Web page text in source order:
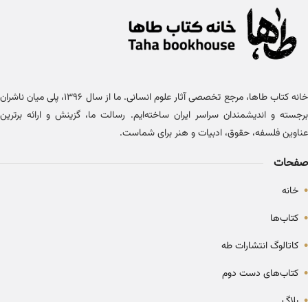
خانه کتاب طاها، مرجع تخصصی آثار علوم انسانی. ما از سال ۱۳۹۶، پلی میان ناشران
برجسته و اندیشمندان سراسر ایران ساخته‌ایم. رسالت ما، گزینش و ارائه برترین
عناوین فلسفه، حقوق، ادبیات و هنر برای شماست.
صفحات
• خانه
• کتاب‌ها
• کاتالوگ انتشارات طه
• کتاب‌های دست دوم